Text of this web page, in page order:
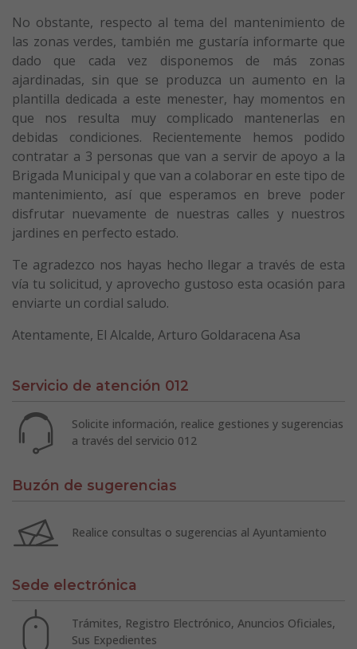
No obstante, respecto al tema del mantenimiento de
las zonas verdes, también me gustaría informarte que
dado que cada vez disponemos de más zonas
ajardinadas, sin que se produzca un aumento en la
plantilla dedicada a este menester, hay momentos en
que nos resulta muy complicado mantenerlas en
debidas condiciones. Recientemente hemos podido
contratar a 3 personas que van a servir de apoyo a la
Brigada Municipal y que van a colaborar en este tipo de
mantenimiento, así que esperamos en breve poder
disfrutar nuevamente de nuestras calles y nuestros
jardines en perfecto estado.
Te agradezco nos hayas hecho llegar a través de esta
vía tu solicitud, y aprovecho gustoso esta ocasión para
enviarte un cordial saludo.
Atentamente, El Alcalde, Arturo Goldaracena Asa
Servicio de atención 012
Solicite información, realice gestiones y sugerencias
a través del servicio 012
Buzón de sugerencias
Realice consultas o sugerencias al Ayuntamiento
Sede electrónica
Trámites, Registro Electrónico, Anuncios Oficiales,
Sus Expedientes